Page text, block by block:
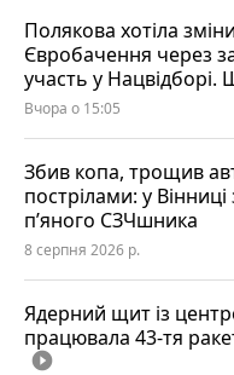
Полякова хотіла
Євробачення через
участь у Нацвідборі.
Вчора о 15:05
Збив копа, трощив
пострілами: у
п’яного СЗЧшника
8 серпня 2026 р.
Ядерний щит із
працювала 43-тя
play_circle_filled